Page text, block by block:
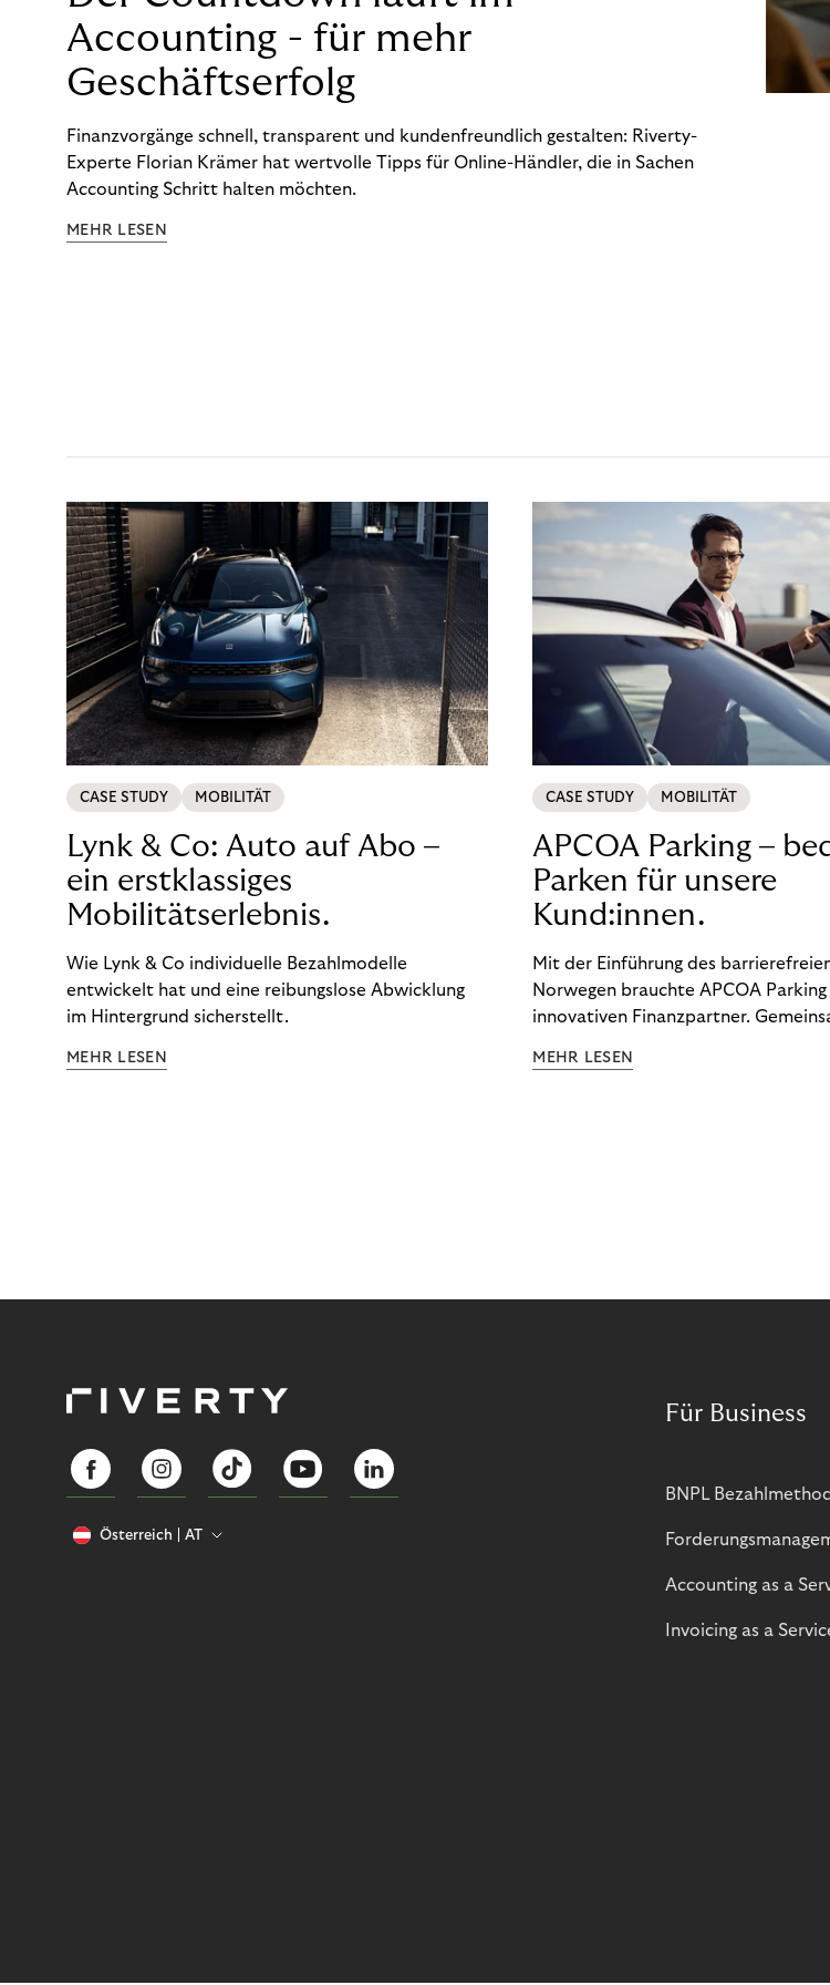
Accounting - für mehr
Geschäftserfolg
Finanzvorgänge schnell, transparent und kundenfreundlich gestalten: Riverty-
Experte Florian Krämer hat wertvolle Tipps für Online-Händler, die in Sachen
Accounting Schritt halten möchten.
MEHR LESEN
CASE STUDY MOBILITÄT
Lynk & Co: Auto auf Abo –
ein erstklassiges
Mobilitätserlebnis.
Wie Lynk & Co individuelle Bezahlmodelle
entwickelt hat und eine reibungslose Abwicklung
im Hintergrund sicherstellt.
MEHR LESEN
CASE STUDY MOBILITÄT
APCOA Parking –
Parken für unsere
Kund:innen.
Mit der Einführung des
Norwegen brauchte APCOA
innovativen Finanzpartner.
Erlebnis.
MEHR LESEN
Österreich AT
Für Business
BNPL
Accounting as a
Invoicing as a